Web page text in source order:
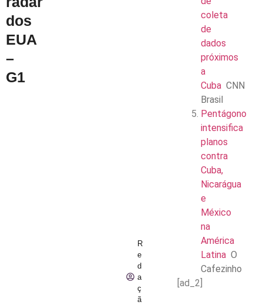
dos
EUA
–
G1
R
e
d
a
ç
ã
coleta
de
dados
próximos
a
Cuba CNN
Brasil
Pentágono
intensifica
planos
contra
Cuba,
Nicarágua
e
México
na
América
Latina O
Cafezinho
[ad_2]